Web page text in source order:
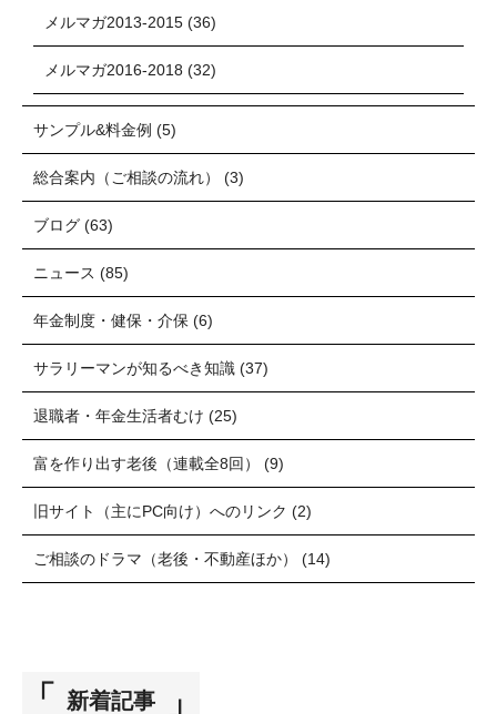
メルマガ2013-2015 (36)
メルマガ2016-2018 (32)
サンプル&料金例 (5)
総合案内（ご相談の流れ） (3)
ブログ (63)
ニュース (85)
年金制度・健保・介保 (6)
サラリーマンが知るべき知識 (37)
退職者・年金生活者むけ (25)
富を作り出す老後（連載全8回） (9)
旧サイト（主にPC向け）へのリンク (2)
ご相談のドラマ（老後・不動産ほか） (14)
新着記事